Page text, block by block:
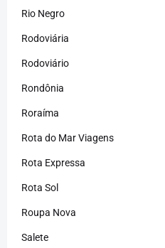
Rio Negro
Rodoviária
Rodoviário
Rondônia
Roraíma
Rota do Mar Viagens
Rota Expressa
Rota Sol
Roupa Nova
Salete